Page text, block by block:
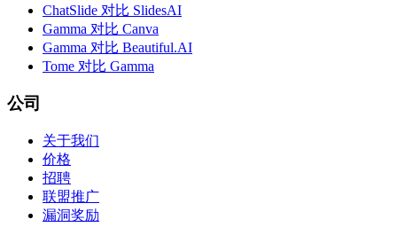
ChatSlide 对比 SlidesAI
Gamma 对比 Canva
Gamma 对比 Beautiful.AI
Tome 对比 Gamma
公司
关于我们
价格
招聘
联盟推广
漏洞奖励